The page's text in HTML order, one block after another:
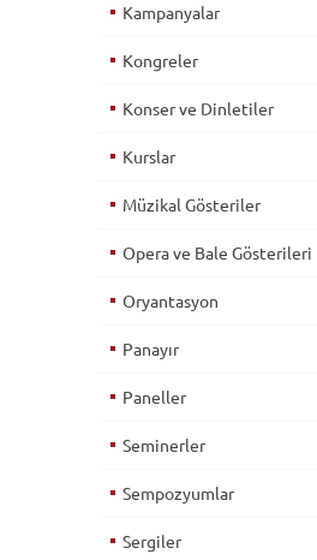
Kampanyalar
Kongreler
Konser ve Dinletiler
Kurslar
Müzikal Gösteriler
Opera ve Bale Gösterileri
Oryantasyon
Panayır
Paneller
Seminerler
Sempozyumlar
Sergiler